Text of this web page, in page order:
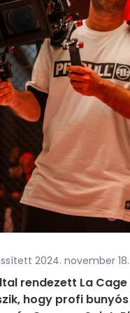
2024. november
rendezett La
hogy profi